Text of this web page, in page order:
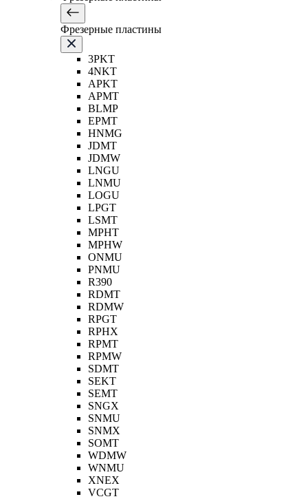
Фрезерные пластины
3PKT
4NKT
APKT
APMT
BLMP
EPMT
HNMG
JDMT
JDMW
LNGU
LNMU
LOGU
LPGT
LSMT
MPHT
MPHW
ONMU
PNMU
R390
RDMT
RDMW
RPGT
RPHX
RPMT
RPMW
SDMT
SEKT
SEMT
SNGX
SNMU
SNMX
SOMT
WDMW
WNMU
XNEX
VCGT